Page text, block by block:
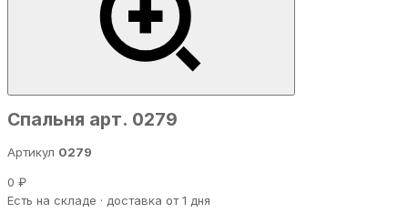
Спальня арт. 0279
Артикул 0279
0 ₽
Есть на складе · доставка от 1 дня